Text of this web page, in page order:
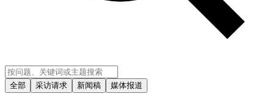
全部 采访请求 新闻稿 媒体报道